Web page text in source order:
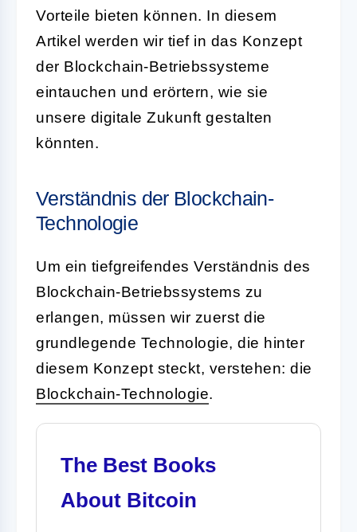
Vorteile bieten können. In diesem
Artikel werden wir tief in das Konzept
der Blockchain-Betriebssysteme
eintauchen und erörtern, wie sie
unsere digitale Zukunft gestalten
könnten.
Verständnis der Blockchain-
Technologie
Um ein tiefgreifendes Verständnis des
Blockchain-Betriebssystems zu
erlangen, müssen wir zuerst die
grundlegende Technologie, die hinter
diesem Konzept steckt, verstehen: die
Blockchain-Technologie.
The Best Books
About Bitcoin